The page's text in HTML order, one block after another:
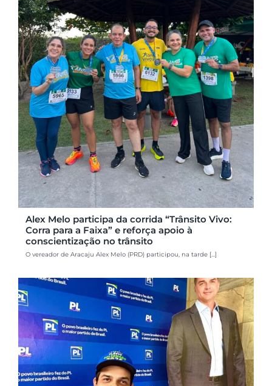
Alex Melo participa da corrida “Trânsito Vivo:
Corra para a Faixa” e reforça apoio à
conscientização no trânsito
O vereador de Aracaju Alex Melo (PRD) participou, na tarde [...]